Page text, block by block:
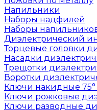
Напильники
Наборы надфилей
Наборы
Диэлектрический
Торцевые головки
Насадки
Трещотки
Воротки
Ключи накидные
Ключи рожковые
Ключи разводные